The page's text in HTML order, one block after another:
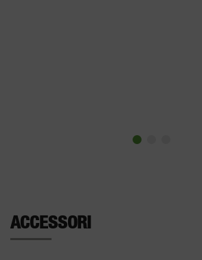
ACCESSORI